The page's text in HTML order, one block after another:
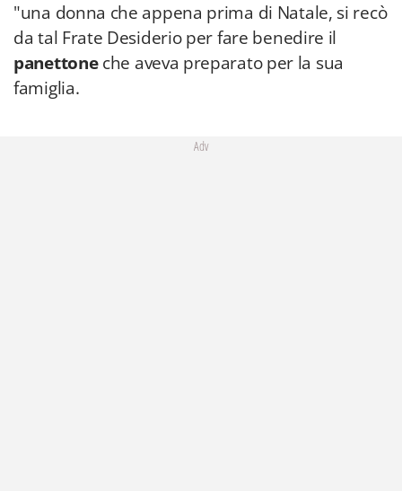
"una donna che appena prima di Natale, si recò
da tal Frate Desiderio per fare benedire il
panettoneche aveva preparato per la sua
famiglia.
Adv